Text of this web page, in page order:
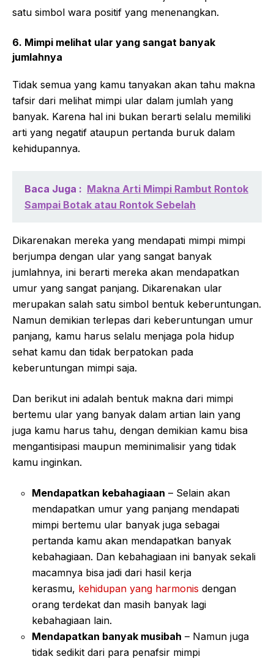
satu simbol wara positif yang menenangkan.
6. Mimpi melihat ular yang sangat banyak
jumlahnya
Tidak semua yang kamu tanyakan akan tahu makna
tafsir dari melihat mimpi ular dalam jumlah yang
banyak. Karena hal ini bukan berarti selalu memiliki
arti yang negatif ataupun pertanda buruk dalam
kehidupannya.
Baca Juga : Makna Arti Mimpi Rambut Rontok
Sampai Botak atau Rontok Sebelah
Dikarenakan mereka yang mendapati mimpi mimpi
berjumpa dengan ular yang sangat banyak
jumlahnya, ini berarti mereka akan mendapatkan
umur yang sangat panjang. Dikarenakan ular
merupakan salah satu simbol bentuk keberuntungan.
Namun demikian terlepas dari keberuntungan umur
panjang, kamu harus selalu menjaga pola hidup
sehat kamu dan tidak berpatokan pada
keberuntungan mimpi saja.
Dan berikut ini adalah bentuk makna dari mimpi
bertemu ular yang banyak dalam artian lain yang
juga kamu harus tahu, dengan demikian kamu bisa
mengantisipasi maupun meminimalisir yang tidak
kamu inginkan.
Mendapatkan kebahagiaan – Selain akan
mendapatkan umur yang panjang mendapati
mimpi bertemu ular banyak juga sebagai
pertanda kamu akan mendapatkan banyak
kebahagiaan. Dan kebahagiaan ini banyak sekali
macamnya bisa jadi dari hasil kerja
kerasmu, kehidupan yang harmonis dengan
orang terdekat dan masih banyak lagi
kebahagiaan lain.
Mendapatkan banyak musibah – Namun juga
tidak sedikit dari para penafsir mimpi